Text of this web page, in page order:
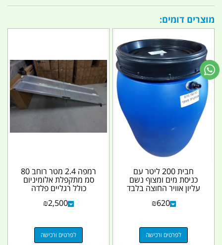
מוצרים דומים:
חבית 200 ליטר עם
כניסת מים ומצוף נשם
עליון אוויר החוצה בלבד
₪620
לפרטים ורכישה
רמפה 2.4 מטר רוחב 80
סמ מתקפלת אלומיניום
כולל רגליים פלדה
₪2,500
לפרטים ורכישה